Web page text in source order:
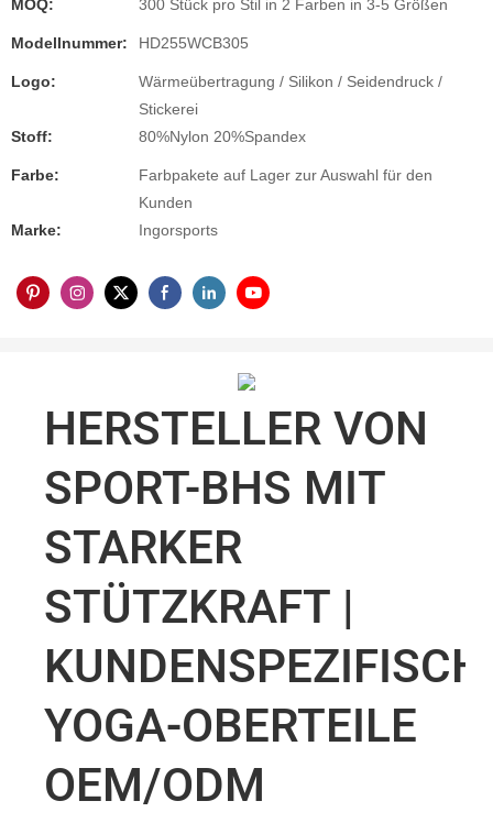
MOQ: 300 Stück pro Stil in 2 Farben in 3-5 Größen
Modellnummer: HD255WCB305
Logo:
Wärmeübertragung / Silikon / Seidendruck /
Stickerei
Stoff:
80%Nylon 20%Spandex
Farbe:
Farbpakete auf Lager zur Auswahl für den
Kunden
Marke:
Ingorsports
HERSTELLER VON
SPORT-BHS MIT
STARKER
STÜTZKRAFT |
YOGA-OBERTEILE
OEM/ODM